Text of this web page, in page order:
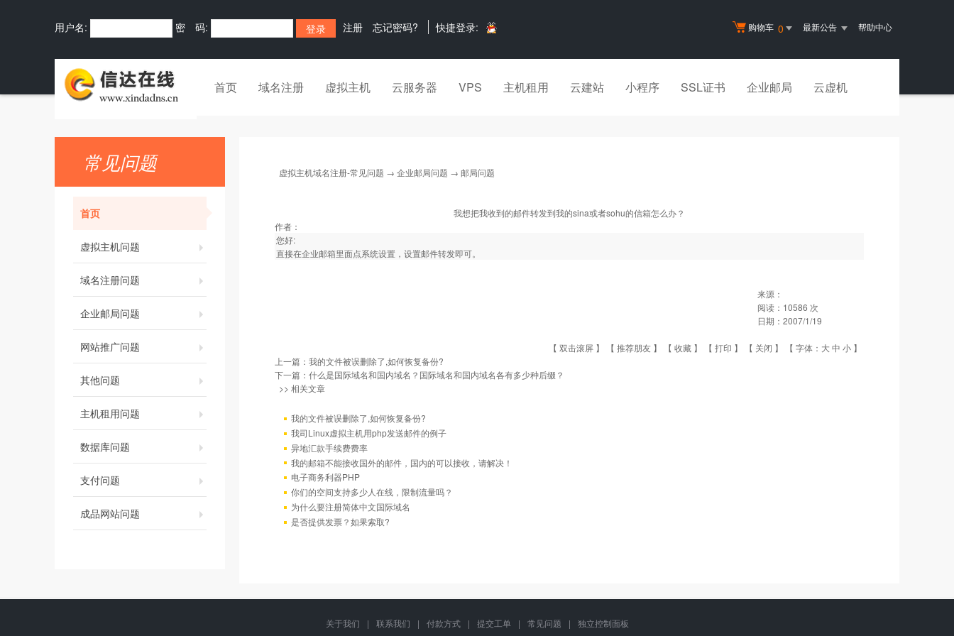
购物车 0 最新公告 帮助中心
用户名: 密 码: 注册 忘记密码? 快捷登录:
首页 域名注册 虚拟主机 云服务器 VPS 主机租用 云建站 小程序 SSL证书 企业邮局 云虚机
常见问题
首页
虚拟主机问题
域名注册问题
企业邮局问题
网站推广问题
其他问题
主机租用问题
数据库问题
支付问题
成品网站问题
虚拟主机域名注册-常见问题 → 企业邮局问题 → 邮局问题
我想把我收到的邮件转发到我的sina或者sohu的信箱怎么办？
作者：
您好:
直接在企业邮箱里面点系统设置，设置邮件转发即可。
来源：
阅读： 10586 次
日期： 2007/1/19
【 双击滚屏 】 【 推荐朋友 】 【 收藏 】 【 打印 】 【 关闭 】 【 字体： 大中 小 】
上一篇： 我的文件被误删除了,如何恢复备份?
下一篇： 什么是国际域名和国内域名？国际域名和国内域名各有多少种后缀？
>> 相关文章
我的文件被误删除了,如何恢复备份?
我司Linux虚拟主机用php发送邮件的例子
异地汇款手续费费率
我的邮箱不能接收国外的邮件，国内的可以接收，请解决！
电子商务利器PHP
你们的空间支持多少人在线，限制流量吗？
为什么要注册简体中文国际域名
是否提供发票？如果索取?
关于我们 | 联系我们 | 付款方式 | 提交工单 | 常见问题 | 独立控制面板